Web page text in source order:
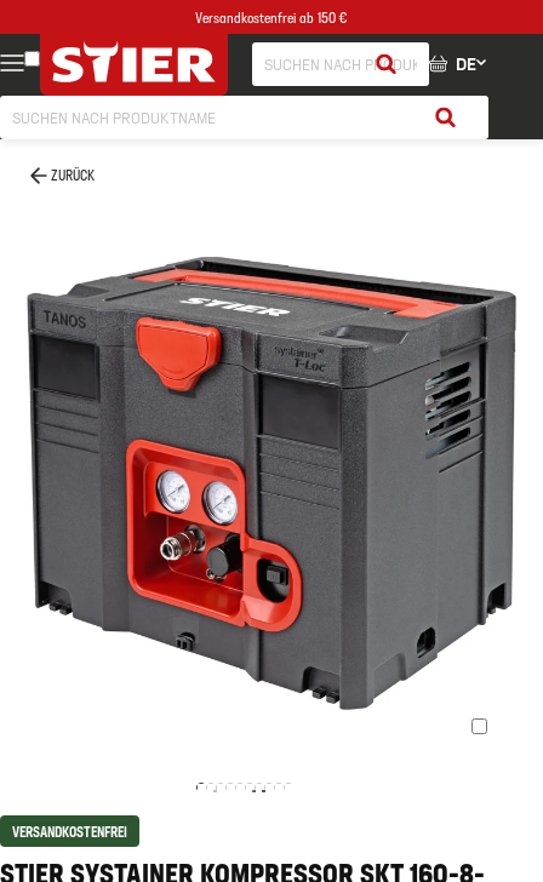
Versandkostenfrei ab 150 €
DE
ZURÜCK
VERSANDKOSTENFREI
STIER SYSTAINER KOMPRESSOR SKT 160-8-